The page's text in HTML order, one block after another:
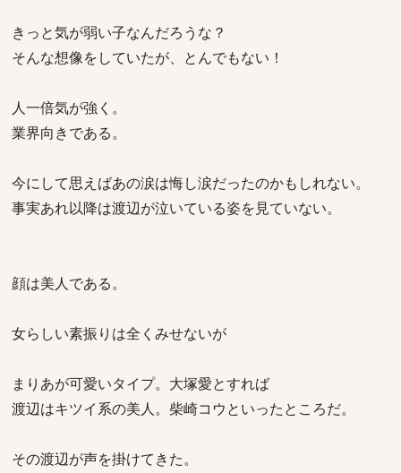
きっと気が弱い子なんだろうな？
そんな想像をしていたが、とんでもない！
人一倍気が強く。
業界向きである。
今にして思えばあの涙は悔し涙だったのかもしれない。
事実あれ以降は渡辺が泣いている姿を見ていない。
顔は美人である。
女らしい素振りは全くみせないが
まりあが可愛いタイプ。大塚愛とすれば
渡辺はキツイ系の美人。柴崎コウといったところだ。
その渡辺が声を掛けてきた。